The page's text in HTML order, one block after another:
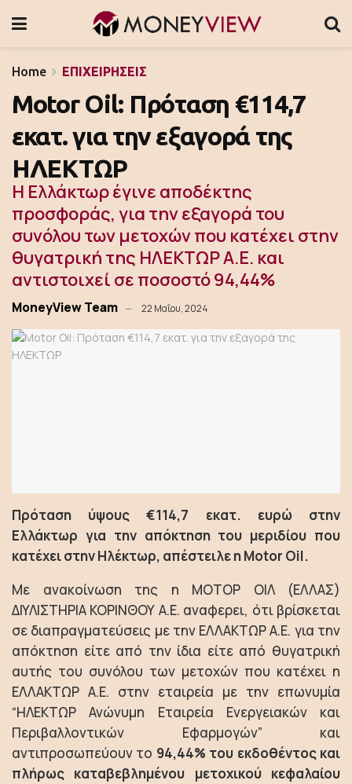
Home ΕΠΙΧΕΙΡΗΣΕΙΣ
Motor Oil: Πρόταση €114,7
εκατ. για την εξαγορά της
ΗΛΕΚΤΩΡ
Η Ελλάκτωρ έγινε αποδέκτης
προσφοράς, για την εξαγορά του
συνόλου των μετοχών που κατέχει στην
θυγατρική της ΗΛΕΚΤΩΡ Α.Ε. και
αντιστοιχεί σε ποσοστό 94,44%
MoneyView Team 22 Μαΐου, 2024
Πρόταση ύψους €114,7 εκατ. ευρώ στην
Ελλάκτωρ για την απόκτηση του μεριδίου που
κατέχει στην Ηλέκτωρ, απέστειλε η Motor Oil.
Με ανακοίνωση της η ΜΟΤΟΡ ΟΙΛ (ΕΛΛΑΣ)
ΔΙΥΛΙΣΤΗΡΙΑ ΚΟΡΙΝΘΟΥ Α.Ε. αναφερει, ότι βρίσκεται
σε διαπραγματεύσεις με την ΕΛΛΑΚΤΩΡ Α.Ε. για την
απόκτηση είτε από την ίδια είτε από θυγατρική
αυτής του συνόλου των μετοχών που κατέχει η
ΕΛΛΑΚΤΩΡ Α.Ε. στην εταιρεία με την επωνυμία
“ΗΛΕΚΤΩΡ Ανώνυμη Εταιρεία Ενεργειακών και
Περιβαλλοντικών Εφαρμογών” και
αντιπροσωπεύουν το 94,44% του εκδοθέντος και
πλήρως καταβεβλημένου μετοχικού κεφαλαίου